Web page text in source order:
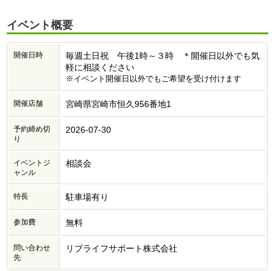
イベント概要
開催日時
毎週土日祝 午後1時～３時 ＊開催日以外でも気
軽に相談ください
※イベント開催日以外でもご希望を受け付けます
開催店舗 宮崎県宮崎市恒久956番地1
予約締め切
り
2026-07-30
イベントジ
ャンル
相談会
特長 駐車場有り
参加費 無料
問い合わせ
先
リブライフサポート株式会社